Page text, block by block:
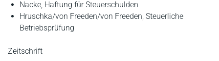
Nacke, Haftung für Steuerschulden
Hruschka/von Freeden/von Freeden, Steuerliche
Betriebsprüfung
Zeitschrift